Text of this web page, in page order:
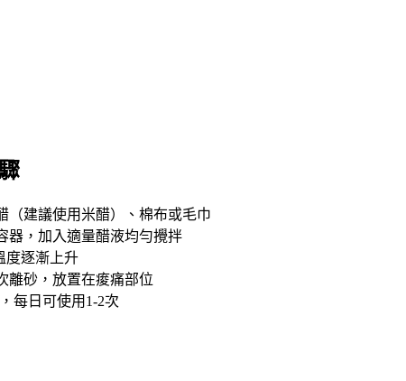
（建議使用米醋）、棉布或毛巾
器，加入適量醋液均勻攪拌
度逐漸上升
離砂，放置在痠痛部位
每日可使用1-2次